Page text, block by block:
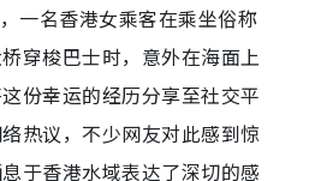
一名香港女乘客在乘坐俗称
穿梭巴士时，意外在海面上
份幸运的经历分享至社交平
热议，不少网友对此感到惊
于香港水域表达了深切的感